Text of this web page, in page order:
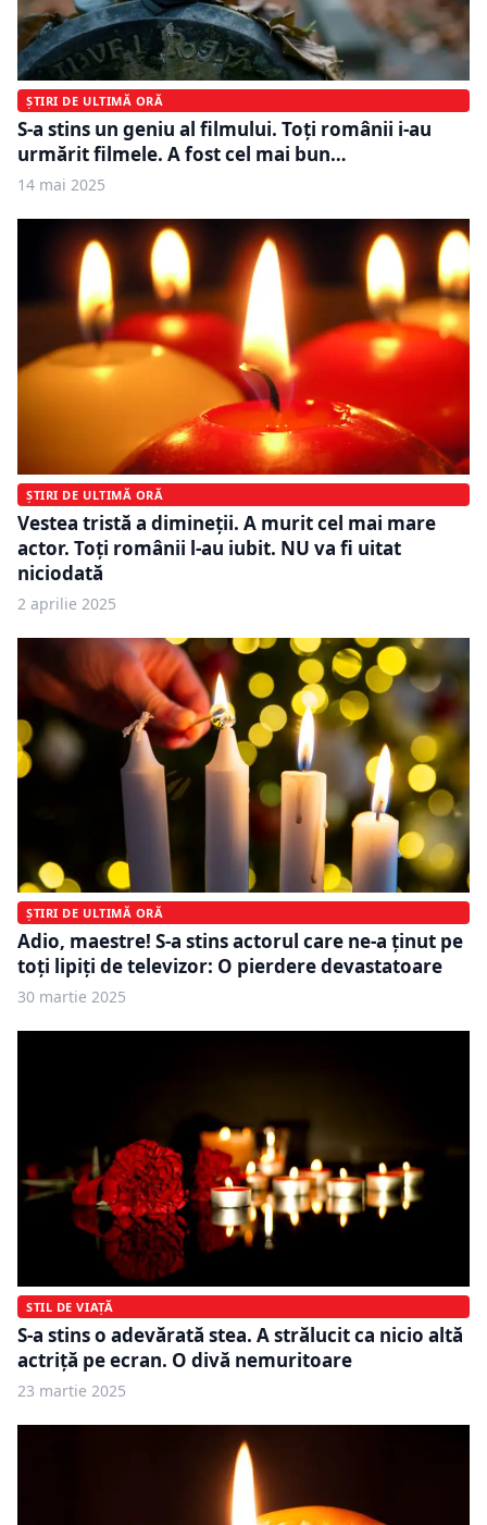
ȘTIRI DE ULTIMĂ ORĂ
S-a stins un geniu al filmului. Toți românii i-au
urmărit filmele. A fost cel mai bun…
14 mai 2025
ȘTIRI DE ULTIMĂ ORĂ
Vestea tristă a dimineții. A murit cel mai mare
actor. Toți românii l-au iubit. NU va fi uitat
niciodată
2 aprilie 2025
ȘTIRI DE ULTIMĂ ORĂ
Adio, maestre! S-a stins actorul care ne-a ținut pe
toți lipiți de televizor: O pierdere devastatoare
30 martie 2025
STIL DE VIAȚĂ
S-a stins o adevărată stea. A strălucit ca nicio altă
actriță pe ecran. O divă nemuritoare
23 martie 2025